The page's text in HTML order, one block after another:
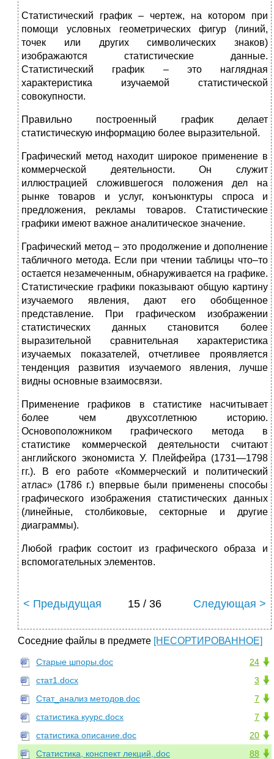
Статистический график – чертеж, на котором при
помощи условных геометрических фигур (линий,
точек или других символических знаков)
изображаются статистические данные.
Статистический график – это наглядная
характеристика изучаемой статистической
совокупности.
Правильно построенный график делает
статистическую информацию более выразительной.
Графический метод находит широкое применение в
коммерческой деятельности. Он служит
иллюстрацией сложившегося положения дел на
рынке товаров и услуг, конъюнктуры спроса и
предложения, рекламы товаров. Статистические
графики имеют важное аналитическое значение.
Графический метод – это продолжение и дополнение
табличного метода. Если при чтении таблицы что–то
остается незамеченным, обнаруживается на графике.
Статистические графики показывают общую картину
изучаемого явления, дают его обобщенное
представление. При графическом изображении
статистических данных становится более
выразительной сравнительная характеристика
изучаемых показателей, отчетливее проявляется
тенденция развития изучаемого явления, лучше
видны основные взаимосвязи.
Применение графиков в статистике насчитывает
более чем двухсотлетнюю историю.
Основоположником графического метода в
статистике коммерческой деятельности считают
английского экономиста У. Плейфейра (1731—1798
гг.). В его работе «Коммерческий и политический
атлас» (1786 г.) впервые были применены способы
графического изображения статистических данных
(линейные, столбиковые, секторные и другие
диаграммы).
Любой график состоит из графического образа и
вспомогательных элементов.
< Предыдущая 15 / 36 Следующая >
Соседние файлы в предмете [НЕСОРТИРОВАННОЕ]
24
Старые шпоры.doc
3
стат1.docx
7
Стат_анализ методов.doc
7
статистика куурс.docx
20
статистика описание.doc
88
Статистика, конспект лекций,.doc